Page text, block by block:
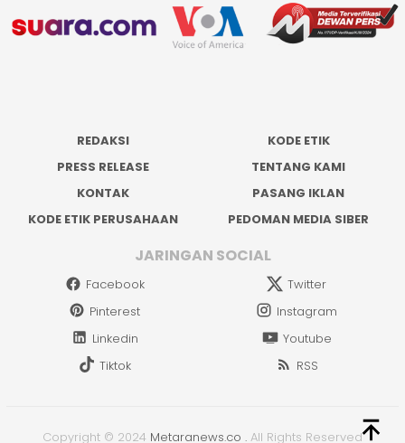
REDAKSI
KODE ETIK
PRESS RELEASE
TENTANG KAMI
KONTAK
PASANG IKLAN
KODE ETIK PERUSAHAAN
PEDOMAN MEDIA SIBER
JARINGAN SOCIAL
Facebook
Twitter
Pinterest
Instagram
Linkedin
Youtube
Tiktok
RSS
Copyright © 2024 Metaranews.co . All Rights Reserved